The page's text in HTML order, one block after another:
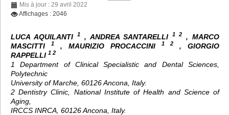
Mis à jour : 29 avril 2022
Affichages : 2046
LUCA AQUILANTI 1, ANDREA SANTARELLI1 2
, MARCO
MASCITTI
1 , MAURIZIO PROCACCINI 1 2
, GIORGIO
RAPPELLI 1 2
1 Department of Clinical Specialistic and Dental Sciences,
Polytechnic
University of Marche, 60126 Ancona, Italy.
2 Dentistry Clinic, National Institute of Health and Science of
Aging,
IRCCS INRCA, 60126 Ancona, Italy.